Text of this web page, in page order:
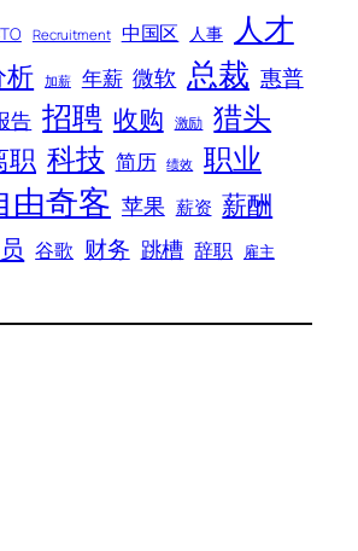
Recruitment 中国区 人事 人才
析 加薪 年薪 微软 总裁 惠普
告 招聘 收购 激励 猎头
职 科技 简历 绩效 职业
由奇客 苹果 薪资 薪酬
谷歌 财务 跳槽 辞职 雇主